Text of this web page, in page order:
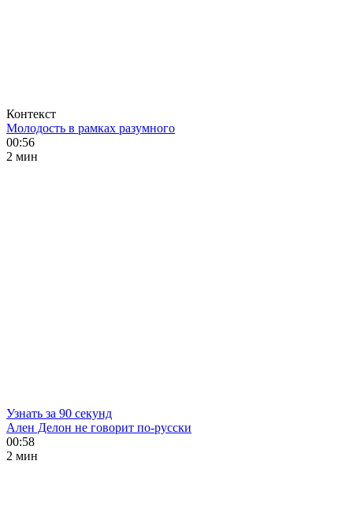
Контекст
Молодость в рамках разумного
00:56
2 мин
Узнать за 90 секунд
Ален Делон не говорит по-русски
00:58
2 мин